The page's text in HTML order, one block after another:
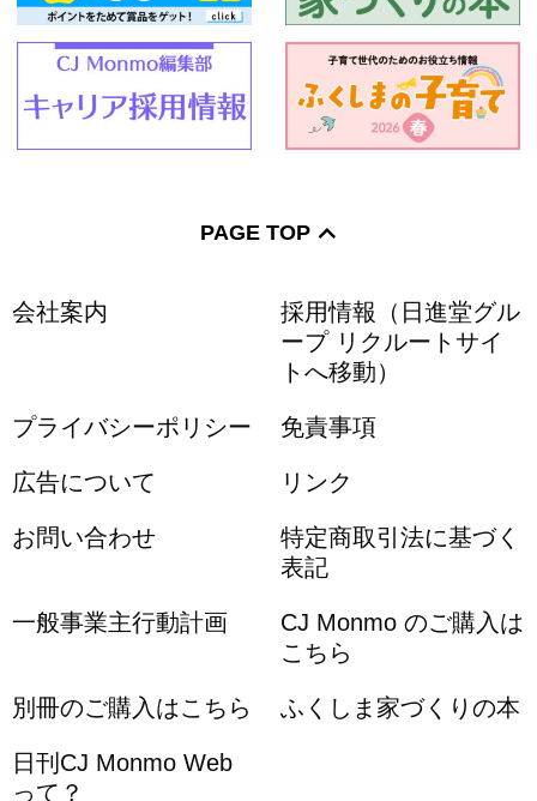
PAGE TOP
会社案内
採用情報（日進堂グル
ープ リクルートサイ
トへ移動）
プライバシーポリシー 免責事項
広告について リンク
お問い合わせ
特定商取引法に基づく
表記
一般事業主行動計画
CJ Monmo のご購入は
こちら
別冊のご購入はこちら ふくしま家づくりの本
日刊CJ Monmo Web
って？